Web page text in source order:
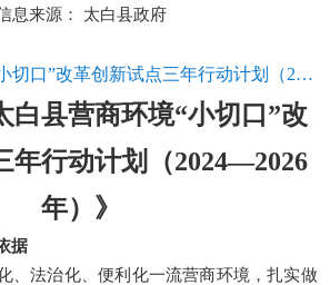
息来源： 太白县政府
《太白县营商环境“小切口”改革创新试点三年行动计划（2024—2026年）》
白县营商环境“小切口”改
年行动计划（2024—2026
年）》
据
、法治化、便利化一流营商环境，扎实做